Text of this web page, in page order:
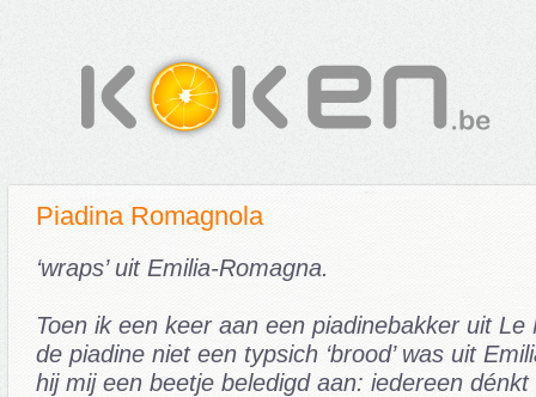
Piadina Romagnola
‘wraps’ uit Emilia-Romagna.
Toen ik een keer aan een piadinebakker uit
de piadine niet een typsich ‘brood’ was uit
hij mij een beetje beledigd aan: iedereen